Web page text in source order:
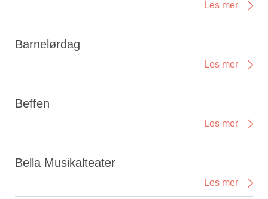
Les mer
Barnelørdag
Les mer
Beffen
Les mer
Bella Musikalteater
Les mer